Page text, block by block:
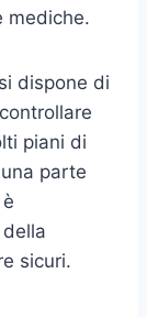
mediche.
dispone di
piani di
parte
sicuri.